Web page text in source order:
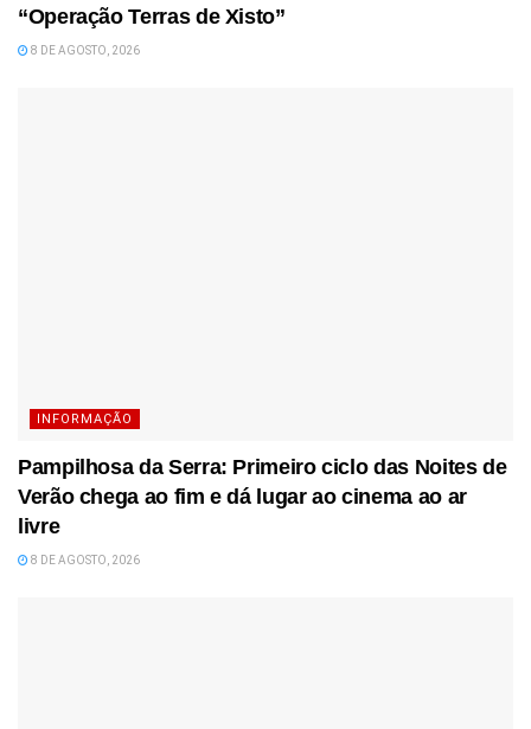
“Operação Terras de Xisto”
8 DE AGOSTO, 2026
INFORMAÇÃO
Pampilhosa da Serra: Primeiro ciclo das Noites de
Verão chega ao fim e dá lugar ao cinema ao ar
livre
8 DE AGOSTO, 2026